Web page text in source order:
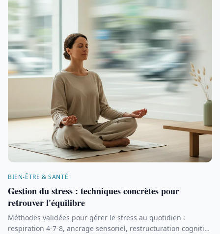
BIEN-ÊTRE & SANTÉ
Gestion du stress : techniques concrètes pour
retrouver l'équilibre
Méthodes validées pour gérer le stress au quotidien :
respiration 4-7-8, ancrage sensoriel, restructuration cognitive